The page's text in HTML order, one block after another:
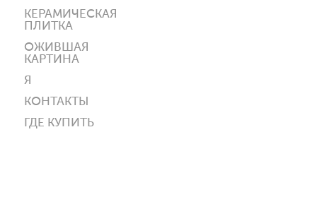
КЕРАМИЧЕСКАЯ
ПЛИТКА
ОЖИВШАЯ
КАРТИНА
Я
КОНТАКТЫ
ГДЕ КУПИТЬ